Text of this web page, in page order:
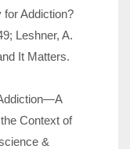
Addiction?
Leshner, A.
It Matters.
Context of
&